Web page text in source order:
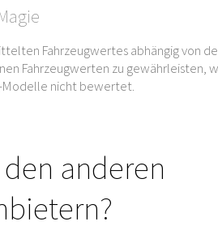
Fahrzeugwertes abhängig von
Fahrzeugwerten zu gewährleisten,
Modelle nicht bewertet.
anderen